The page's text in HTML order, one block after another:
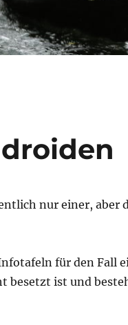
nur einer, aber
für den Fall
besetzt ist und